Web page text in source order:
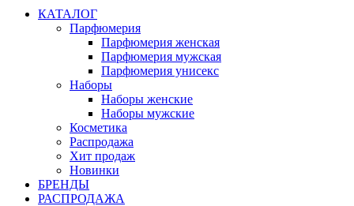
КАТАЛОГ
Парфюмерия
Парфюмерия женская
Парфюмерия мужская
Парфюмерия унисекс
Наборы
Наборы женские
Наборы мужские
Косметика
Распродажа
Хит продаж
Новинки
БРЕНДЫ
РАСПРОДАЖА